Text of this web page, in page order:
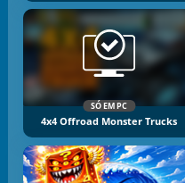
SÓ EM PC
4x4 Offroad Monster Trucks